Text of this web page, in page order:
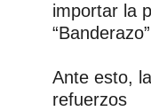
importar la
“Banderazo”
Ante esto,
refuerzos